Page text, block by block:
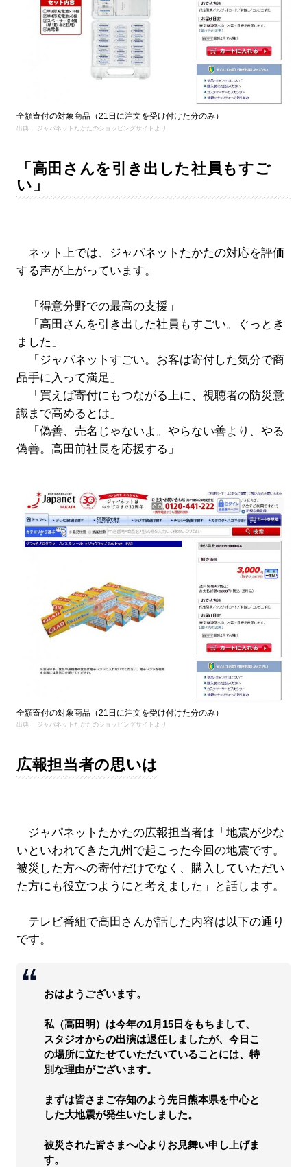
全額寄付の対象商品（21日に注文を受け付けた分のみ）
出典： ジャパネットたかたのショッピングサイトより
「高田さんを引き出した社員もすご
い」
ネット上では、ジャパネットたかたの対応を評価
する声が上がっています。
「得意分野での最高の支援」
「高田さんを引き出した社員もすごい。ぐっとき
ました」
「ジャパネットすごい。お客は寄付した気分で商
品手に入って満足」
「買えば寄付にもつながる上に、視聴者の防災意
識まで高めるとは」
「偽善、売名じゃないよ。やらない善より、やる
偽善。高田前社長を応援する」
全額寄付の対象商品（21日に注文を受け付けた分のみ）
出典： ジャパネットたかたのショッピングサイトより
広報担当者の思いは
ジャパネットたかたの広報担当者は「地震が少な
いといわれてきた九州で起こった今回の地震です。
被災した方への寄付だけでなく、購入していただい
た方にも役立つようにと考えました」と話します。
テレビ番組で高田さんが話した内容は以下の通り
です。
おはようございます。
私（高田明）は今年の1月15日をもちまして、
スタジオからの出演は退任しましたが、今日こ
の場所に立たせていただいていることには、特
別な理由がございます。
まずは皆さまご存知のよう先日熊本県を中心と
した大地震が発生いたしました。
被災された皆さまへ心よりお見舞い申し上げま
す。